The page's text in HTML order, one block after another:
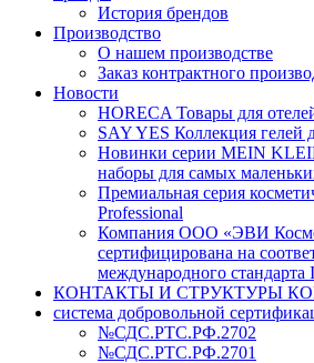
История брендов
Производство
О нашем производстве
Заказ контрактного
Новости
HORECA Товары для
SAY YES Коллекция гелей
Новинки серии MEIN
наборы для самых
Премиальная серия
Professional
Компания ООО «ЭВИ
сертифицирована на
международного стандарта
КОНТАКТЫ И СТРУКТУРЫ
система добровольной
№СДС.РТС.РФ.2702
№СДС.РТС.РФ.2701